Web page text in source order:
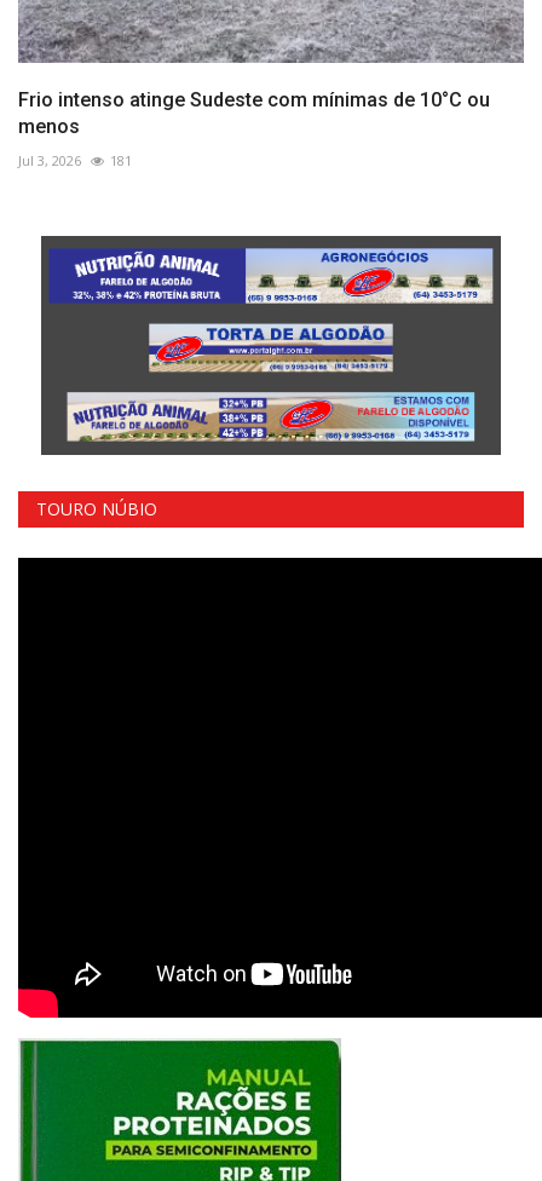
Frio intenso atinge Sudeste com mínimas de 10°C ou
menos
Jul 3, 2026 181
TOURO NÚBIO